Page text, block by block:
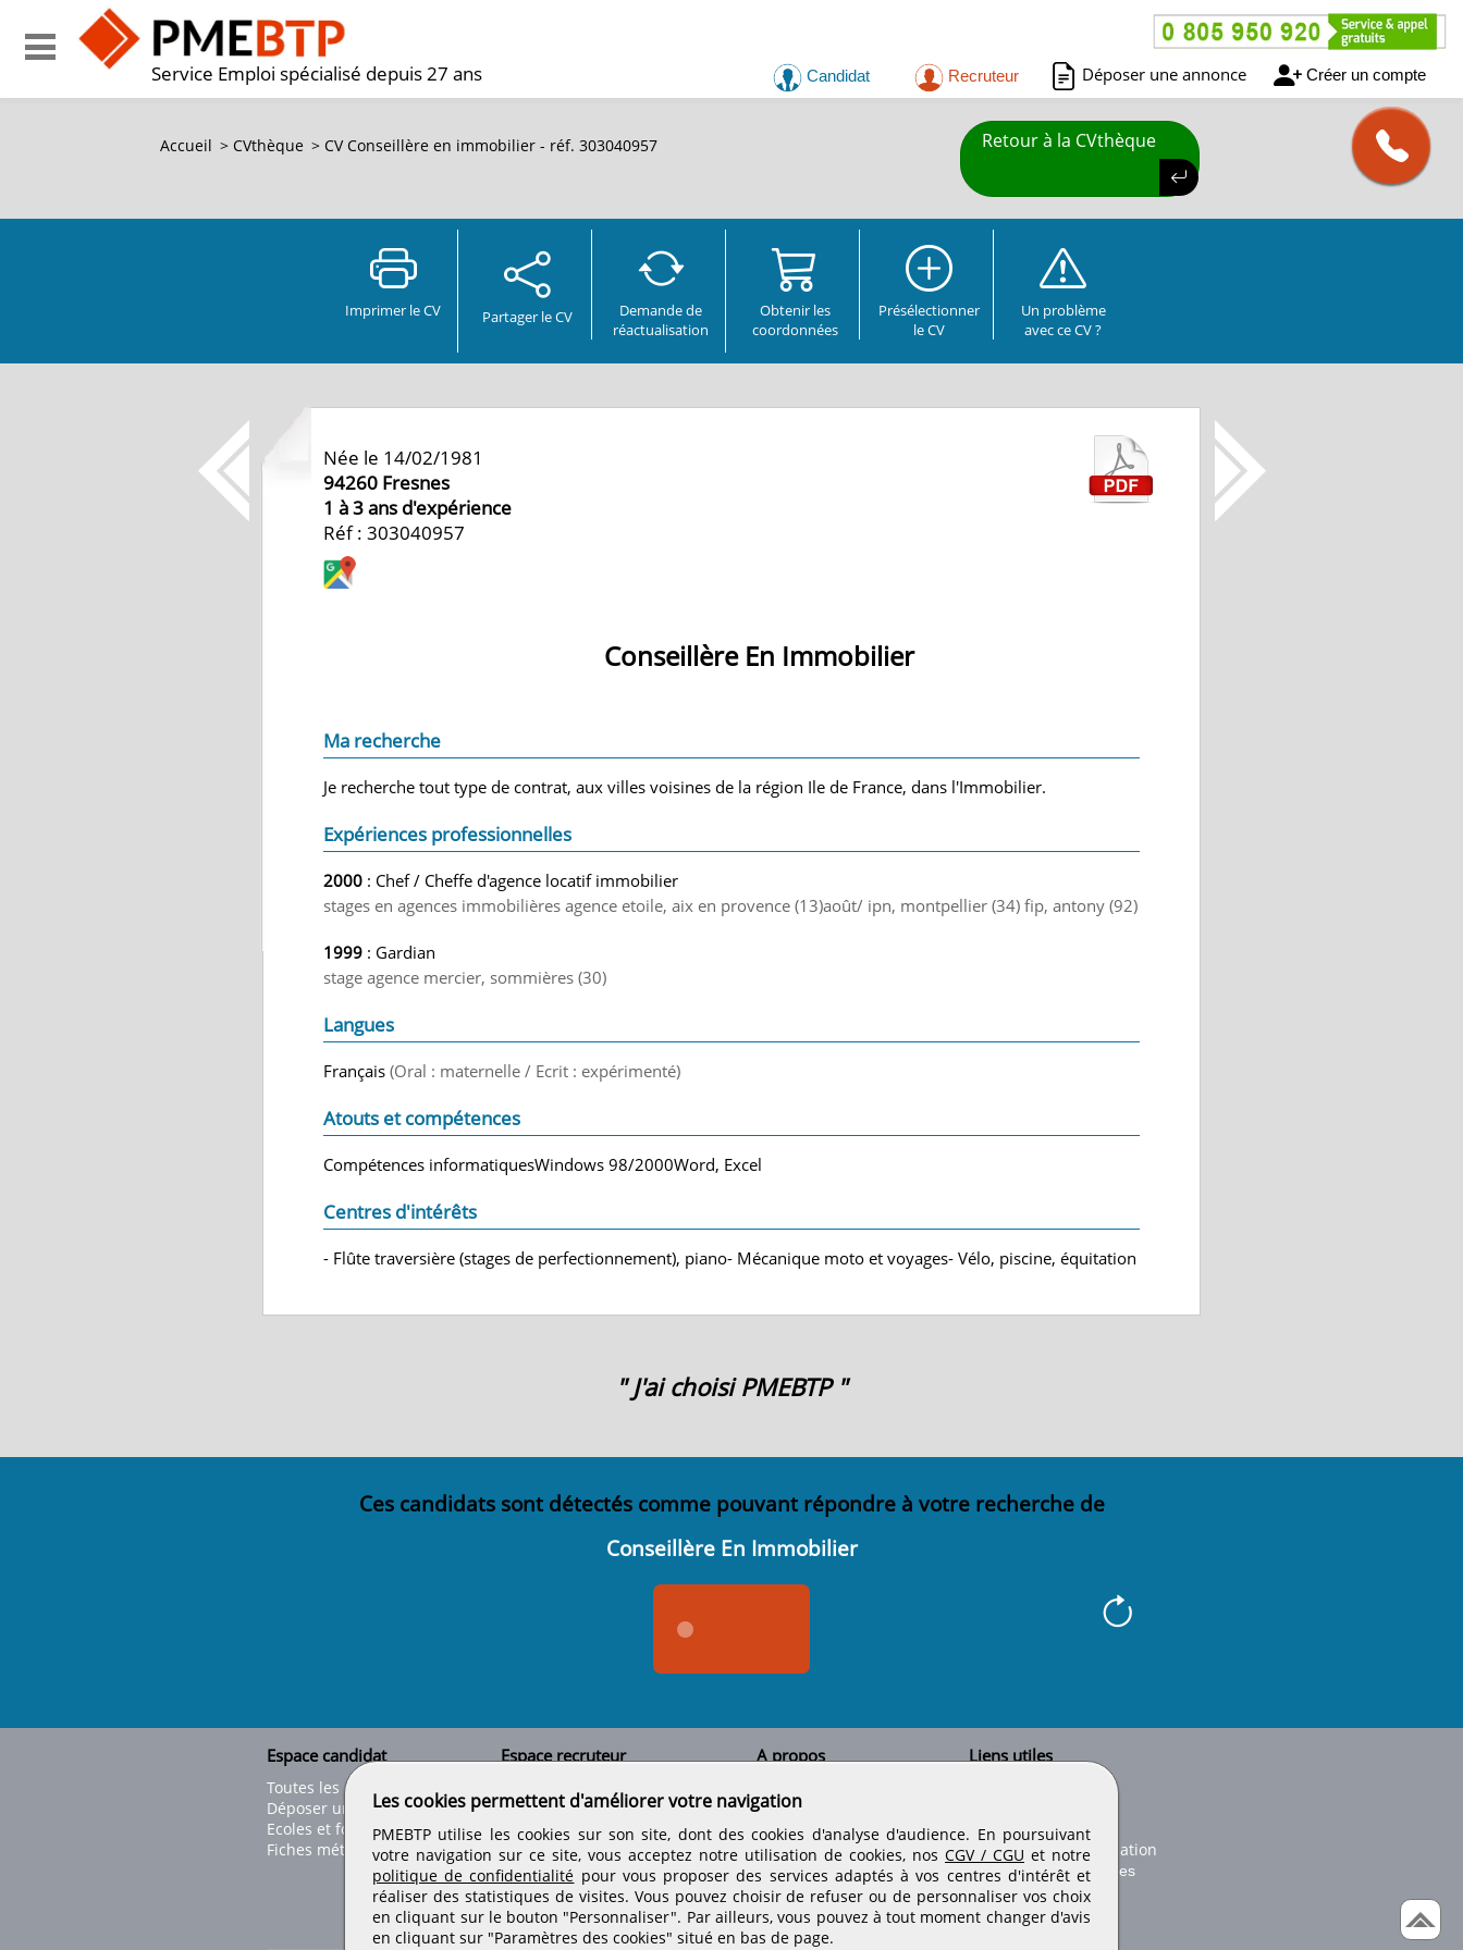
Service Emploi spécialisé depuis 27 ans Candidat Recruteur Déposer une annonce Créer un compte
Accueil > CVthèque > CV Conseillère en immobilier - réf. 303040957 Retour à la CVthèque
Imprimer le CV Partager le CV
Demande de
réactualisation
Obtenir les
coordonnées
Présélectionner
le CV
Un problème
avec ce CV ?
Née le 14/02/1981
94260 Fresnes
1 à 3 ans d'expérience
Réf : 303040957
Conseillère En Immobilier
Ma recherche
Je recherche tout type de contrat, aux villes voisines de la région Ile de France, dans l'Immobilier.
Expériences professionnelles
2000 : Chef / Cheffe d'agence locatif immobilier
stages en agences immobilières agence etoile, aix en provence (13)août/ ipn, montpellier (34) fip, antony (92)
1999 : Gardian
stage agence mercier, sommières (30)
Langues
Français (Oral : maternelle / Ecrit : expérimenté)
Atouts et compétences
Compétences informatiquesWindows 98/2000Word, Excel
Centres d'intérêts
- Flûte traversière (stages de perfectionnement), piano- Mécanique moto et voyages- Vélo, piscine, équitation
" J'ai choisi PMEBTP "
Ces candidats sont détectés comme pouvant répondre à votre recherche de
Conseillère En Immobilier
Espace candidat
Toutes les offres
Déposer un CV
Ecoles et formations
Fiches métiers
Espace recruteur
Tous les candidats
Déposer une annonce
Déposer une offre de stage
Nos tarifs
A propos
Contactez-nous
Nos partenaires
Informations légales
Conditions générales
Rejoignez nos équipes
Liens utiles
Conseils d'utilisation
Conditions de publication
Paramètres des cookies
Les cookies permettent d'améliorer votre navigation
PMEBTP utilise les cookies sur son site, dont des cookies d'analyse d'audience. En poursuivant
votre navigation sur ce site, vous acceptez notre utilisation de cookies, nos CGV / CGU et notre
politique de confidentialité pour vous proposer des services adaptés à vos centres d'intérêt et
réaliser des statistiques de visites. Vous pouvez choisir de refuser ou de personnaliser vos choix
en cliquant sur le bouton "Personnaliser". Par ailleurs, vous pouvez à tout moment changer d'avis
en cliquant sur "Paramètres des cookies" situé en bas de page.